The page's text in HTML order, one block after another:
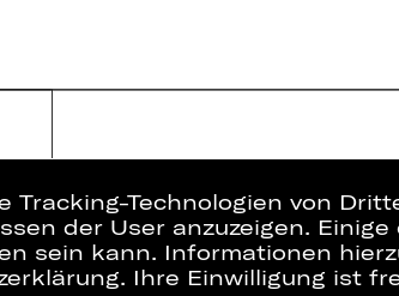
Tracking-Technologien von
der User anzuzeigen.
sein kann. Informationen
Ihre Einwilligung ist